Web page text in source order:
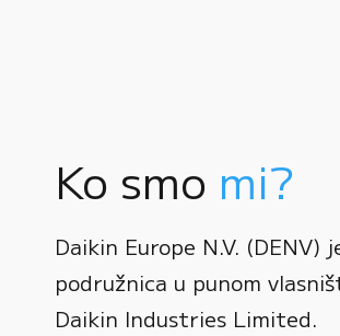
Ko smo mi?
Daikin Europe N.V. (DENV)
podružnica u punom
Daikin Industries Limited.